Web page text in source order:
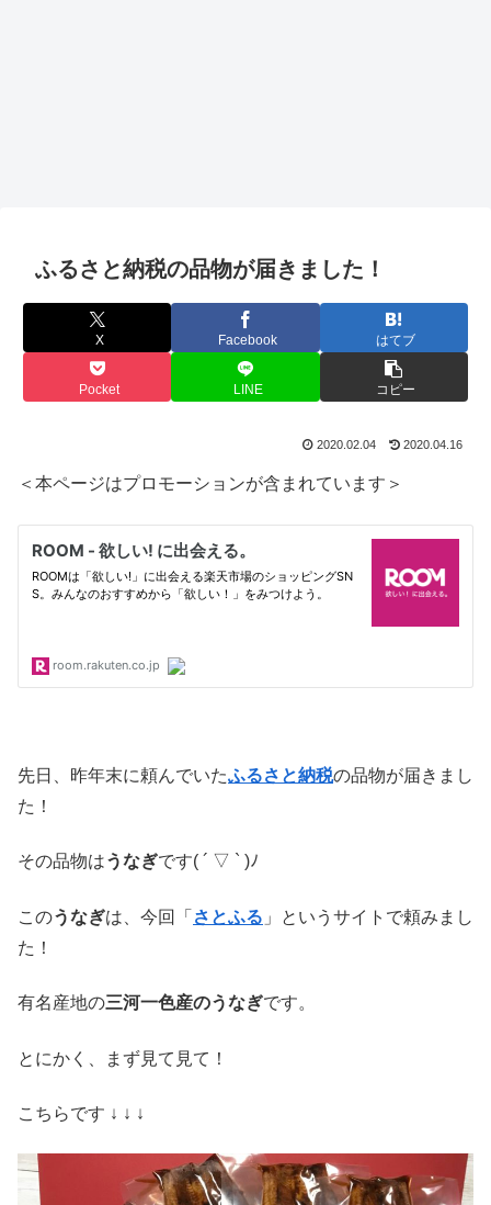
ふるさと納税の品物が届きました！
X Facebook はてブ
Pocket LINE コピー
2020.02.04 2020.04.16
＜本ページはプロモーションが含まれています＞
先日、昨年末に頼んでいたふるさと納税の品物が届きまし
た！
その品物はうなぎです( ´ ▽ ` )ﾉ
このうなぎは、今回「 さとふる 」というサイトで頼みまし
た！
有名産地の三河一色産のうなぎです。
とにかく、まず見て見て！
こちらです ↓ ↓ ↓